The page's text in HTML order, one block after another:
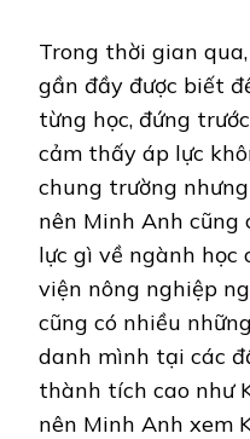
Trong thời gian
gần đầy được biết
từng học, đứng
cảm thấy áp lực
chung trường
nên Minh Anh cũng
lực gì về ngành học
viện nông nghiệp
cũng có nhiều
danh mình tại các
thành tích cao như
nên Minh Anh xem